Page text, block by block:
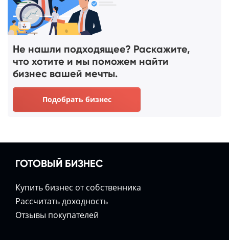
Не нашли подходящее? Раскажите,
что хотите и мы поможем найти
бизнес вашей мечты.
Подобрать бизнес
ГОТОВЫЙ БИЗНЕС
Купить бизнес от собственника
Расcчитать доходность
Отзывы покупателей